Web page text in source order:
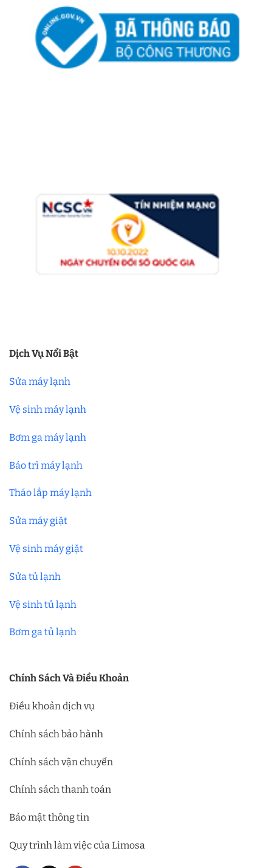
Dịch Vụ Nổi Bật
Sửa máy lạnh
Vệ sinh máy lạnh
Bơm ga máy lạnh
Bảo trì máy lạnh
Tháo lắp máy lạnh
Sửa máy giặt
Vệ sinh máy giặt
Sửa tủ lạnh
Vệ sinh tủ lạnh
Bơm ga tủ lạnh
Chính Sách Và Điều Khoản
Điều khoản dịch vụ
Chính sách bảo hành
Chính sách vận chuyển
Chính sách thanh toán
Bảo mật thông tin
Quy trình làm việc của Limosa